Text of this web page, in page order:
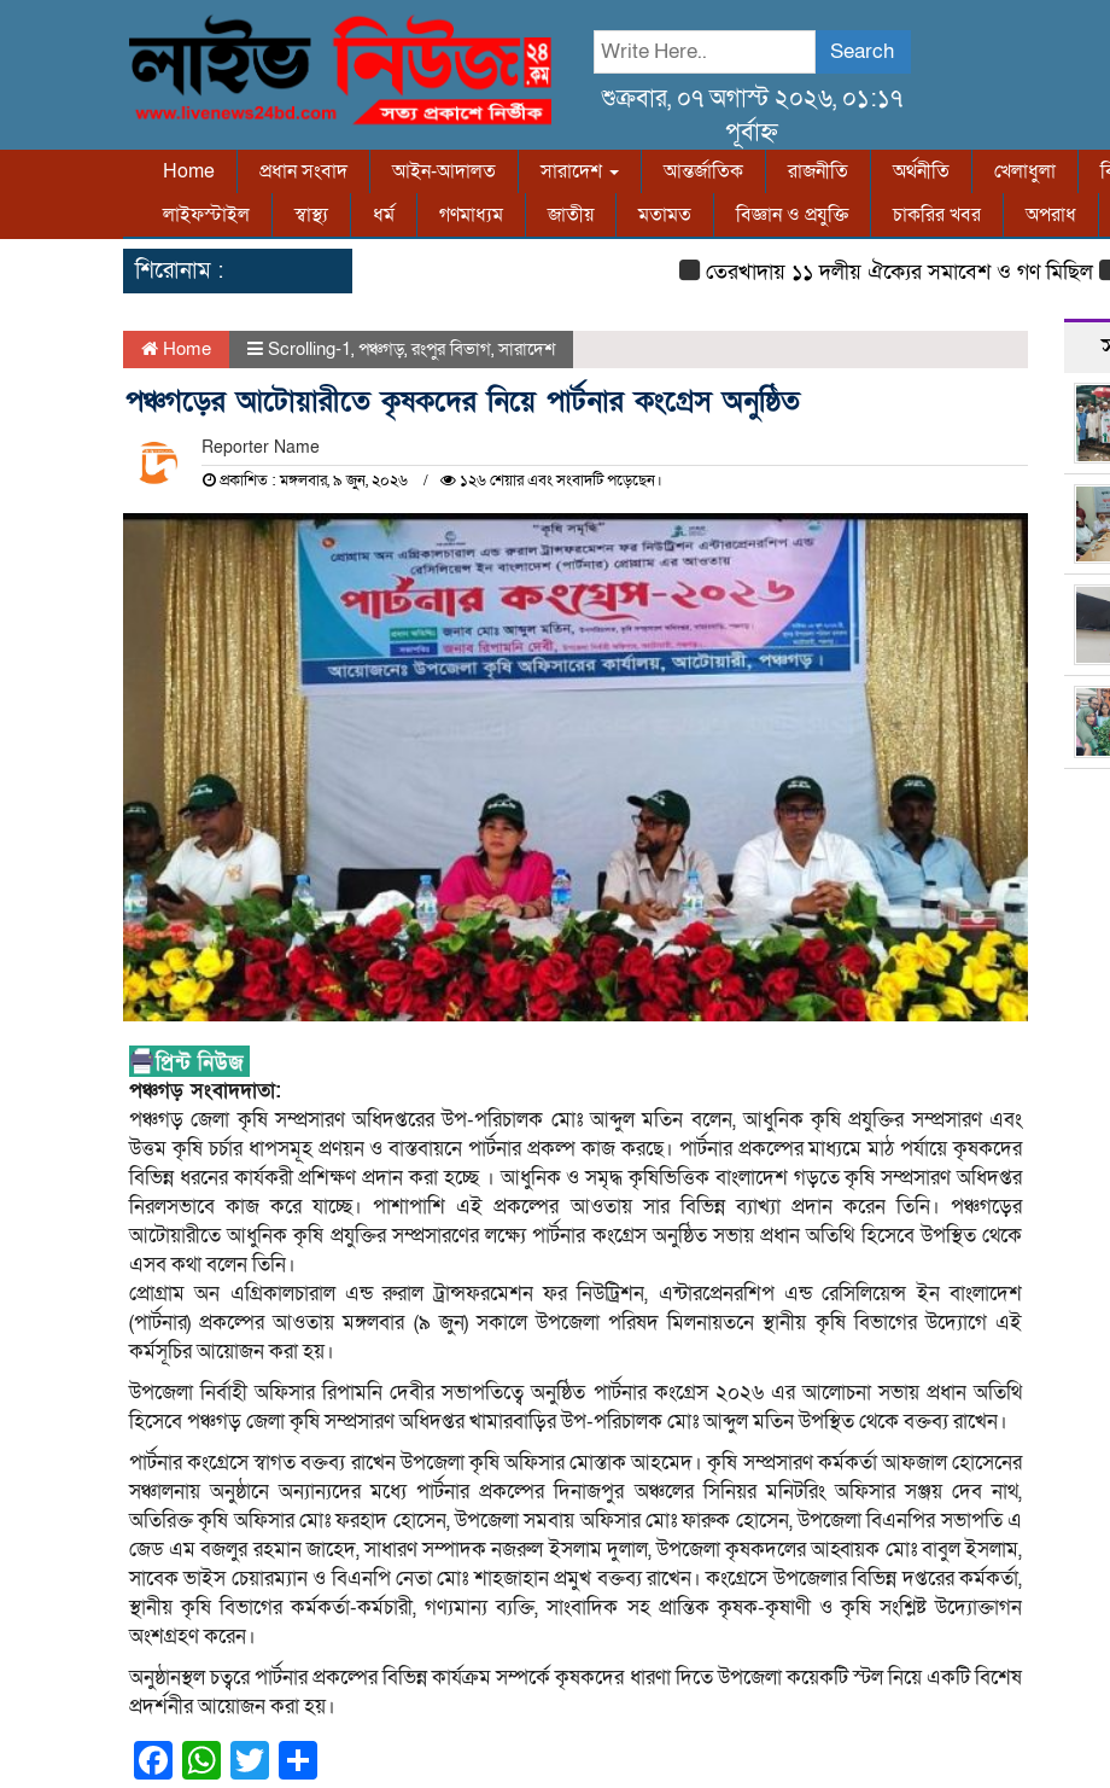
Search
শুক্রবার, ০৭ অগাস্ট ২০২৬, ০১:১৭
পূর্বাহ্ন
Home প্রধান সংবাদ আইন-আদালত সারাদেশ আন্তর্জাতিক রাজনীতি অর্থনীতি খেলাধুলা
লাইফস্টাইল
স্বাস্থ্য ধর্ম গণমাধ্যম জাতীয় মতামত বিজ্ঞান ও প্রযুক্তি চাকরির খবর অপরাধ
শিরোনাম : তেরখাদায় ১১ দলীয় ঐক্যের সমাবেশ ও গণ মিছিল
Home Scrolling-1, পঞ্চগড়,রংপুর বিভাগ,সারাদেশ
পঞ্চগড়ের আটোয়ারীতে কৃষকদের নিয়ে পার্টনার কংগ্রেস অনুষ্ঠিত
Reporter Name
প্রকাশিত : মঙ্গলবার, ৯ জুন, ২০২৬ ১২৬ শেয়ার এবং সংবাদটি পড়েছেন।
পঞ্চগড় সংবাদদাতা:
পঞ্চগড় জেলা কৃষি সম্প্রসারণ অধিদপ্তরের উপ-পরিচালক মোঃ আব্দুল মতিন বলেন, আধুনিক কৃষি প্রযুক্তির সম্প্রসারণ এবং
উত্তম কৃষি চর্চার ধাপসমূহ প্রণয়ন ও বাস্তবায়নে পার্টনার প্রকল্প কাজ করছে। পার্টনার প্রকল্পের মাধ্যমে মাঠ পর্যায়ে কৃষকদের
বিভিন্ন ধরনের কার্যকরী প্রশিক্ষণ প্রদান করা হচ্ছে । আধুনিক ও সমৃদ্ধ কৃষিভিত্তিক বাংলাদেশ গড়তে কৃষি সম্প্রসারণ অধিদপ্তর
নিরলসভাবে কাজ করে যাচ্ছে। পাশাপাশি এই প্রকল্পের আওতায় সার বিভিন্ন ব্যাখ্যা প্রদান করেন তিনি। পঞ্চগড়ের
আটোয়ারীতে আধুনিক কৃষি প্রযুক্তির সম্প্রসারণের লক্ষ্যে ‍‍পার্টনার কংগ্রেস‍‍ অনুষ্ঠিত সভায় প্রধান অতিথি হিসেবে উপস্থিত থেকে
এসব কথা বলেন তিনি।
প্রোগ্রাম অন এগ্রিকালচারাল এন্ড রুরাল ট্রান্সফরমেশন ফর নিউট্রিশন, এন্টারপ্রেনরশিপ এন্ড রেসিলিয়েন্স ইন বাংলাদেশ‍‍
(পার্টনার) প্রকল্পের আওতায় মঙ্গলবার (৯ জুন) সকালে উপজেলা পরিষদ মিলনায়তনে স্থানীয় কৃষি বিভাগের উদ্যোগে এই
কর্মসূচির আয়োজন করা হয়।
উপজেলা নির্বাহী অফিসার রিপামনি দেবীর সভাপতিত্বে অনুষ্ঠিত পার্টনার কংগ্রেস ২০২৬ এর আলোচনা সভায় প্রধান অতিথি
হিসেবে পঞ্চগড় জেলা কৃষি সম্প্রসারণ অধিদপ্তর খামারবাড়ির উপ-পরিচালক মোঃ আব্দুল মতিন উপস্থিত থেকে বক্তব্য রাখেন।
পার্টনার কংগ্রেসে স্বাগত বক্তব্য রাখেন উপজেলা কৃষি অফিসার মোস্তাক আহমেদ। কৃষি সম্প্রসারণ কর্মকর্তা আফজাল হোসেনের
সঞ্চালনায় অনুষ্ঠানে অন্যান্যদের মধ্যে পার্টনার প্রকল্পের দিনাজপুর অঞ্চলের সিনিয়র মনিটরিং অফিসার সঞ্জয় দেব নাথ,
অতিরিক্ত কৃষি অফিসার মোঃ ফরহাদ হোসেন, উপজেলা সমবায় অফিসার মোঃ ফারুক হোসেন, উপজেলা বিএনপির সভাপতি এ
জেড এম বজলুর রহমান জাহেদ, সাধারণ সম্পাদক নজরুল ইসলাম দুলাল, উপজেলা কৃষকদলের আহ্বায়ক মোঃ বাবুল ইসলাম,
সাবেক ভাইস চেয়ারম্যান ও বিএনপি নেতা মোঃ শাহজাহান প্রমুখ বক্তব্য রাখেন। কংগ্রেসে উপজেলার বিভিন্ন দপ্তরের কর্মকর্তা,
স্থানীয় কৃষি বিভাগের কর্মকর্তা-কর্মচারী, গণ্যমান্য ব্যক্তি, সাংবাদিক সহ প্রান্তিক কৃষক-কৃষাণী ও কৃষি সংশ্লিষ্ট উদ্যোক্তাগন
অংশগ্রহণ করেন।
অনুষ্ঠানস্থল চত্বরে পার্টনার প্রকল্পের বিভিন্ন কার্যক্রম সম্পর্কে কৃষকদের ধারণা দিতে উপজেলা কয়েকটি স্টল নিয়ে একটি বিশেষ
প্রদর্শনীর আয়োজন করা হয়।
Facebook
WhatsApp
Twitter